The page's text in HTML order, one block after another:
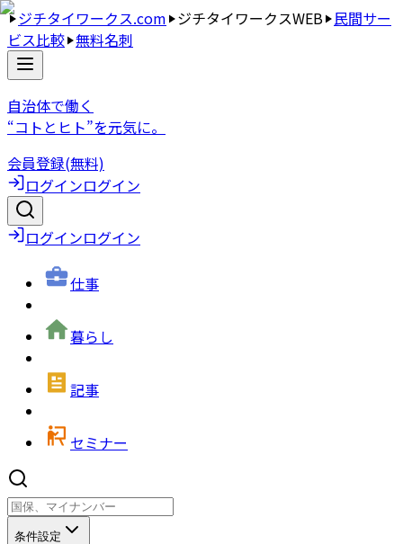
ジチタイワークス.com ジチタイワークスWEB 民間サー
ビス比較 無料名刺
自治体で働く
“コトとヒト”を元気に。
会員登録(無料)
ログインログイン
ログインログイン
仕事
暮らし
記事
セミナー
条件設定